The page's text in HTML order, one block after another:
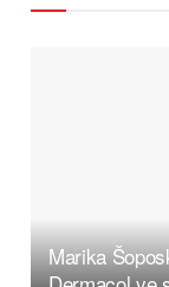
Marika